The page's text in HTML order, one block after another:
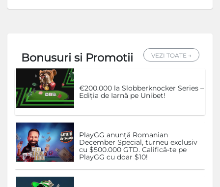
Bonusuri si Promotii VEZI TOATE →
€200.000 la Slobberknocker Series –
Ediția de Iarnă pe Unibet!
PlayGG anunță Romanian
December Special, turneu exclusiv
cu $500.000 GTD. Califică-te pe
PlayGG cu doar $10!